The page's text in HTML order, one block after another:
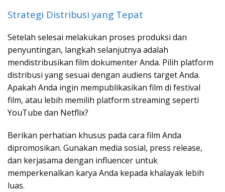
Strategi Distribusi yang Tepat
Setelah selesai melakukan proses produksi dan
penyuntingan, langkah selanjutnya adalah
mendistribusikan film dokumenter Anda. Pilih platform
distribusi yang sesuai dengan audiens target Anda.
Apakah Anda ingin mempublikasikan film di festival
film, atau lebih memilih platform streaming seperti
YouTube dan Netflix?
Berikan perhatian khusus pada cara film Anda
dipromosikan. Gunakan media sosial, press release,
dan kerjasama dengan influencer untuk
memperkenalkan karya Anda kepada khalayak lebih
luas.